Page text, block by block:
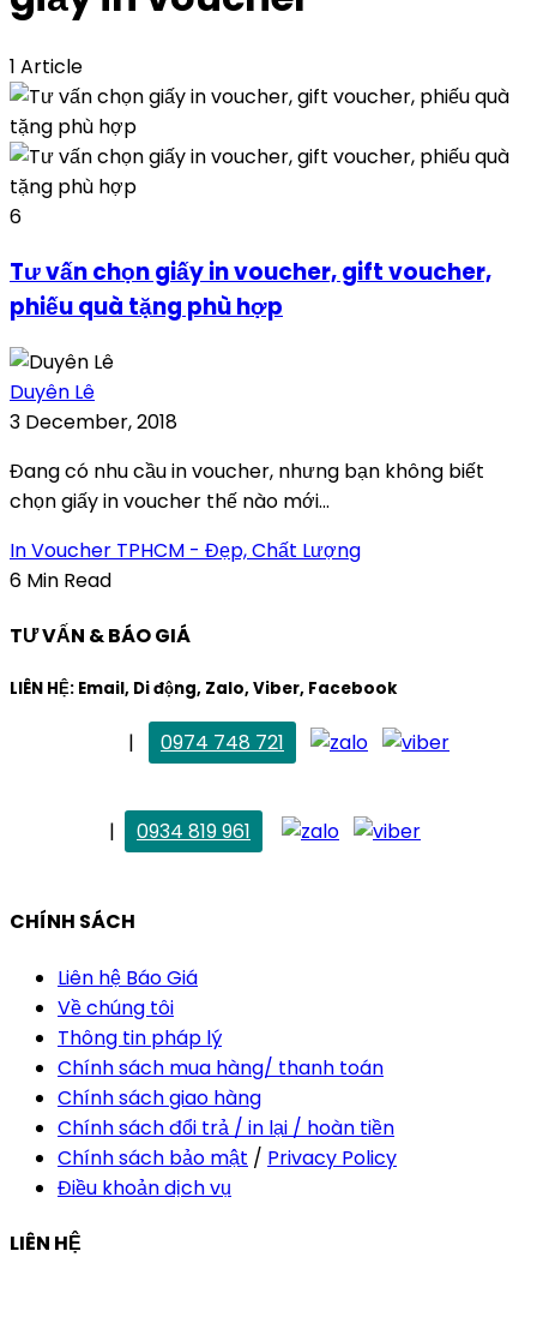
1 Article
6
Tư vấn chọn giấy in voucher, gift voucher,
phiếu quà tặng phù hợp
Duyên Lê
3 December, 2018
Đang có nhu cầu in voucher, nhưng bạn không biết
chọn giấy in voucher thế nào mới...
In Voucher TPHCM - Đẹp, Chất Lượng
6 Min Read
TƯ VẤN & BÁO GIÁ
LIÊN HỆ: Email, Di động, Zalo, Viber, Facebook
|
0974 748 721
|
0934 819 961
CHÍNH SÁCH
Liên hệ Báo Giá
Về chúng tôi
Thông tin pháp lý
Chính sách mua hàng/ thanh toán
Chính sách giao hàng
Chính sách đổi trả / in lại / hoàn tiền
Chính sách bảo mật / Privacy Policy
Điều khoản dịch vụ
LIÊN HỆ